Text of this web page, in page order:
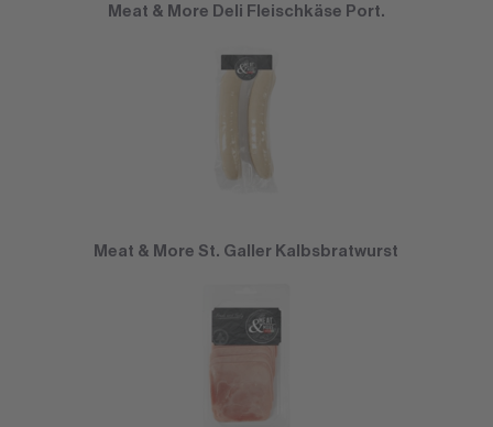
Meat & More Deli Fleischkäse Port.
Meat & More St. Galler Kalbsbratwurst